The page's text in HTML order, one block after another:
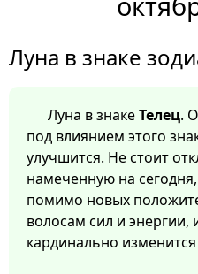
Луна в знаке
Луна в знакеТелец.
под влиянием этого
улучшится. Не стоит
намеченную на
помимо новых
волосам сил и
кардинально